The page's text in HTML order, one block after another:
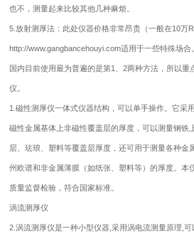
也不，测量起来比较其他几种麻烦。
5.放射测厚法：此处仪器价格非常昂贵（一般在10万
http://www.gangbancehouyi.com适用于一些特殊
国内目前使用最为普遍的是第1、2两种方法，所以
仪。
1.磁性测厚仪一体式仪器结构，可以单手操作。它采
磁性金属基体上非磁性覆盖层的厚度，可以测量钢铁
层、珐琅、塑料等覆盖层厚度，还可用于测量各种金
州欧谱和非金属薄膜（如纸张、塑料等）的厚度。本
质量监督检验，符合国家标准。
涡流测厚仪
2.涡流测厚仪是一种小型仪器,采用涡电流测量原理,